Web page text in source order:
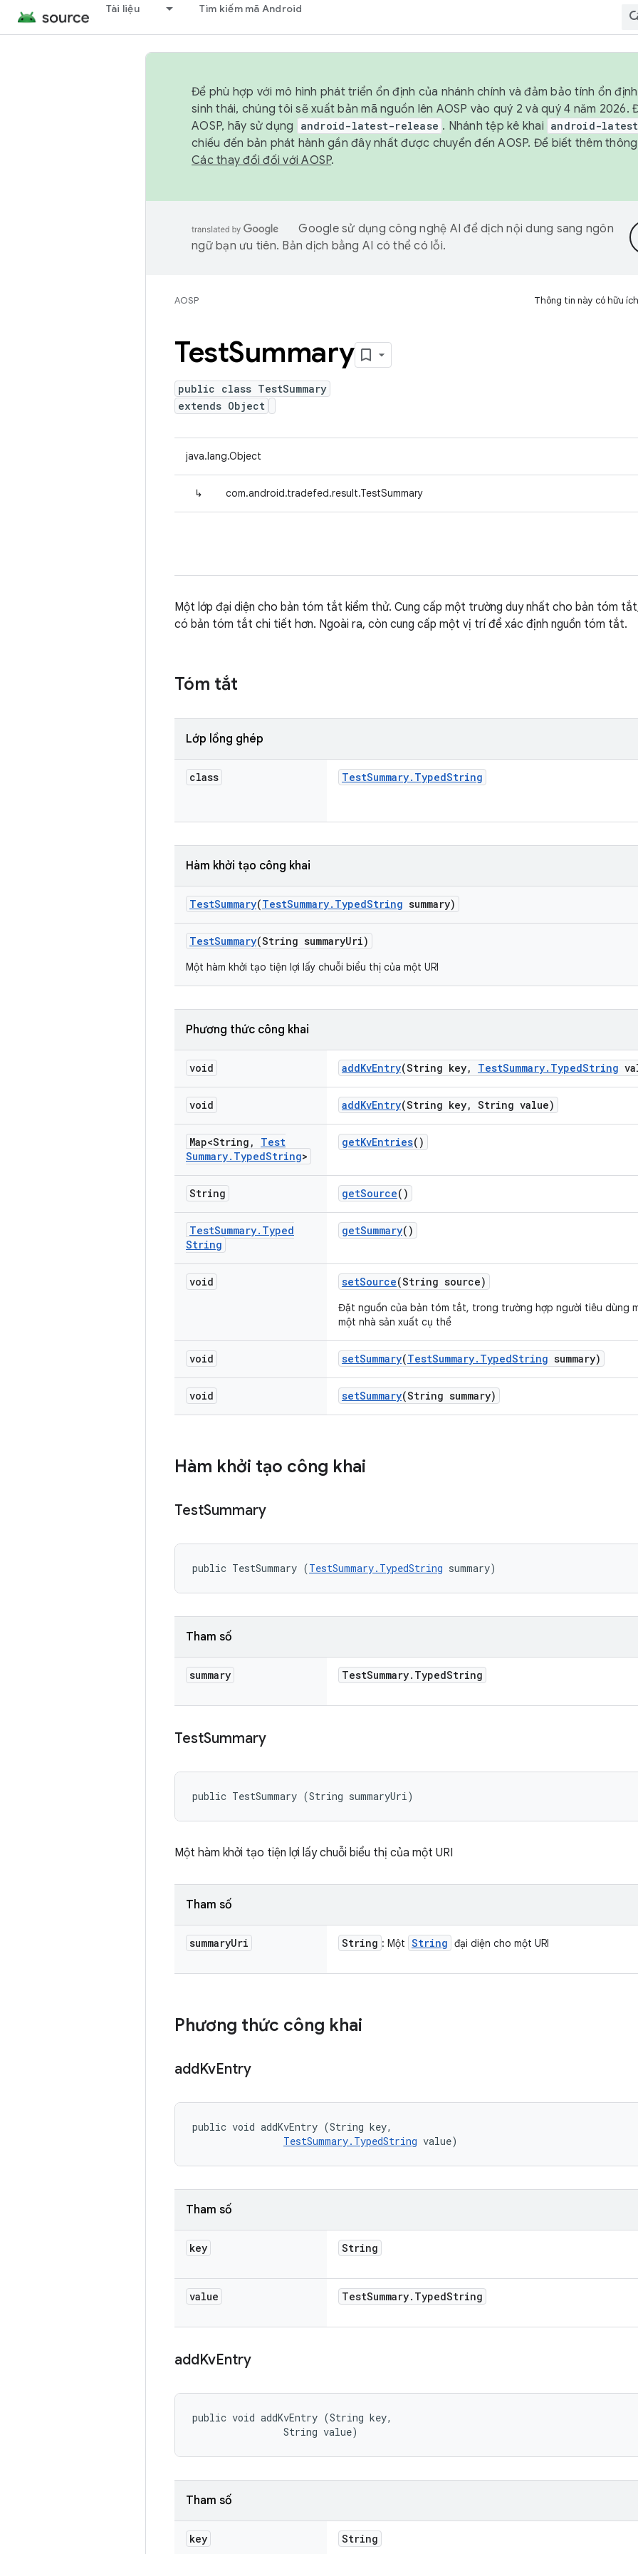
Tài liệu Tìm kiếm mã Android
Để phù hợp với mô hình phát triển ổn định của nhánh chính và đảm bảo tính ổn
sinh thái, chúng tôi sẽ xuất bản mã nguồn lên AOSP vào quý 2 và quý 4 năm
AOSP, hãy sử dụng
android-latest-release . Nhánh tệp kê khai android-
chiếu đến bản phát hành gần đây nhất được chuyển đến AOSP. Để biết thêm
Các thay đổi đối với AOSP.
Google sử dụng công nghệ AI để dịch nội dung sang ngôn
ngữ bạn ưu tiên. Bản dịch bằng AI có thể có lỗi.
AOSP Thông tin này có hữu
TestSummary
public class TestSummary
extends Object
java.lang.Object
↳ com.android.tradefed.result.TestSummary
Một lớp đại diện cho bản tóm tắt kiểm thử. Cung cấp một trường duy nhất cho bản tóm
có bản tóm tắt chi tiết hơn. Ngoài ra, còn cung cấp một vị trí để xác định nguồn tóm tắt.
Tóm tắt
Lớp lồng ghép
class TestSummary. TypedString
Hàm khởi tạo công khai
TestSummary(TestSummary. TypedString summary)
TestSummary(String summaryUri)
Một hàm khởi tạo tiện lợi lấy chuỗi biểu thị của một URI
Phương thức công khai
void addKvEntry(String key, TestSummary. TypedString
void addKvEntry(String key, String value)
Map<String ,
Test
Summary. TypedString>
getKvEntries()
String getSource()
TestSummary. Typed
String
getSummary()
void setSource(String source)
Đặt nguồn của bản tóm tắt, trong trường hợp người tiêu dùng
một nhà sản xuất cụ thể
void setSummary(TestSummary. TypedString summary)
void setSummary(String summary)
Hàm khởi tạo công khai
TestSummary
public TestSummary (TestSummary.TypedString summary)
Tham số
summary TestSummary. TypedString
TestSummary
public TestSummary (String summaryUri)
Một hàm khởi tạo tiện lợi lấy chuỗi biểu thị của một URI
Tham số
summaryUri String : Một String đại diện cho một URI
Phương thức công khai
addKvEntry
public void addKvEntry (String key,
TestSummary.TypedString value)
Tham số
key String
value TestSummary. TypedString
addKvEntry
public void addKvEntry (String key,
                String value)
Tham số
key String